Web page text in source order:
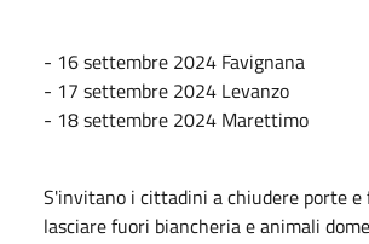
- 16 settembre 2024 Favignana
- 17 settembre 2024 Levanzo
- 18 settembre 2024 Marettimo
S'invitano i cittadini a chiudere porte e
lasciare fuori biancheria e animali